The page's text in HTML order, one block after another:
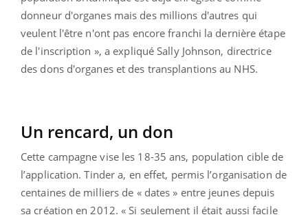
donneur d'organes mais des millions d'autres qui
veulent l'être n'ont pas encore franchi la dernière étape
de l'inscription », a expliqué Sally Johnson, directrice
des dons d'organes et des transplantions au NHS.
Un rencard, un don
Cette campagne vise les 18-35 ans, population cible de
l’application. Tinder a, en effet, permis l’organisation de
centaines de milliers de « dates » entre jeunes depuis
sa création en 2012. « Si seulement il était aussi facile